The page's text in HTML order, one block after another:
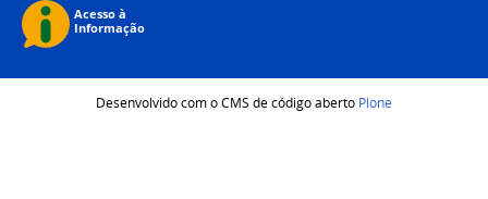
Desenvolvido com o CMS de código aberto Plone